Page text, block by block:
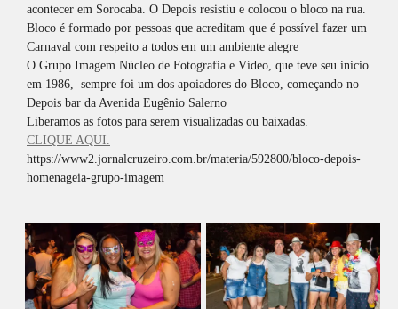
acontecer em Sorocaba. O Depois resistiu e colocou o bloco na rua.
Bloco é formado por pessoas que acreditam que é possível fazer um
Carnaval com respeito a todos em um ambiente alegre
O Grupo Imagem Núcleo de Fotografia e Vídeo, que teve seu inicio
em 1986, sempre foi um dos apoiadores do Bloco, começando no
Depois bar da Avenida Eugênio Salerno
Liberamos as fotos para serem visualizadas ou baixadas.
CLIQUE AQUI.
https://www2.jornalcruzeiro.com.br/materia/592800/bloco-depois-
homenageia-grupo-imagem